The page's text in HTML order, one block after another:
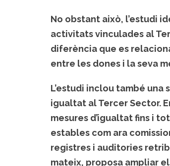
No obstant això, l’estudi
activitats vinculades al
diferència que es
entre les dones i la seva
L’estudi inclou també
igualtat al Tercer Sector.
mesures d’igualtat fins i
estables com ara
registres i auditories
mateix, proposa ampliar